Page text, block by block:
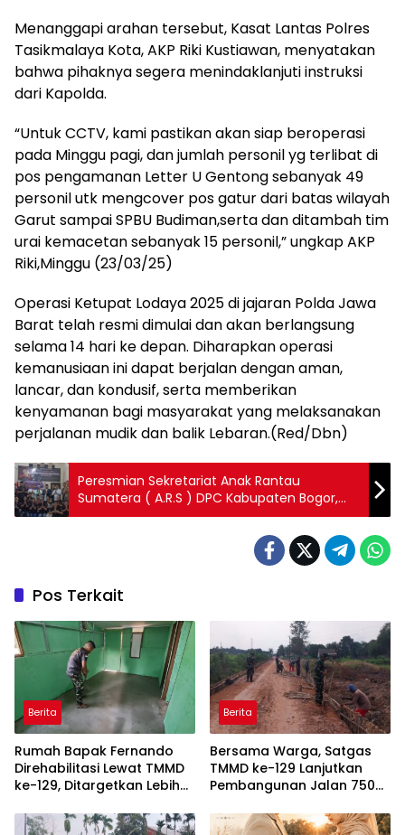
Menanggapi arahan tersebut, Kasat Lantas Polres
Tasikmalaya Kota, AKP Riki Kustiawan, menyatakan
bahwa pihaknya segera menindaklanjuti instruksi
dari Kapolda.
“Untuk CCTV, kami pastikan akan siap beroperasi
pada Minggu pagi, dan jumlah personil yg terlibat di
pos pengamanan Letter U Gentong sebanyak 49
personil utk mengcover pos gatur dari batas wilayah
Garut sampai SPBU Budiman,serta dan ditambah tim
urai kemacetan sebanyak 15 personil,” ungkap AKP
Riki,Minggu (23/03/25)
Operasi Ketupat Lodaya 2025 di jajaran Polda Jawa
Barat telah resmi dimulai dan akan berlangsung
selama 14 hari ke depan. Diharapkan operasi
kemanusiaan ini dapat berjalan dengan aman,
lancar, dan kondusif, serta memberikan
kenyamanan bagi masyarakat yang melaksanakan
perjalanan mudik dan balik Lebaran.(Red/Dbn)
Peresmian Sekretariat Anak Rantau
Sumatera ( A.R.S ) DPC Kabupaten Bogor,
sekaligus Buka Puasa Bersama
Pos Terkait
Berita
Rumah Bapak Fernando
Direhabilitasi Lewat TMMD
ke-129, Ditargetkan Lebih
Berita
Bersama Warga, Satgas
TMMD ke-129 Lanjutkan
Pembangunan Jalan 750